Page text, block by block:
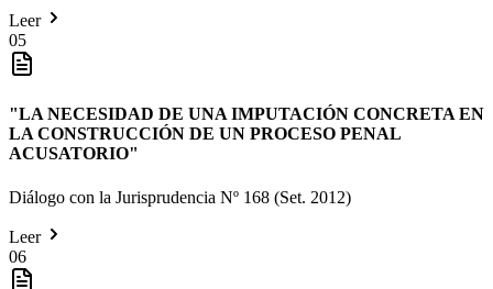
Leer
05
"LA NECESIDAD DE UNA IMPUTACIÓN CONCRETA EN
LA CONSTRUCCIÓN DE UN PROCESO PENAL
ACUSATORIO"
Diálogo con la Jurisprudencia Nº 168 (Set. 2012)
Leer
06